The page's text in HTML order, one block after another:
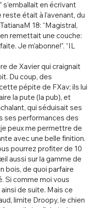
en écrivant
reste était à l’avenant, du
18: “Magistral,
remettait une couche:
Je m’abonne!”. “IL
de Xavier qui craignait
Du coup, des
pépite de FXav; ils lui
la pute (la pub), et
qui séduisait ses
ses performances des
peux me permettre de
avec une belle finition.
pourrez profiter de 10
aussi sur la gamme de
bois, de quoi parfaire
Si comme moi vous
de suite. Mais ce
limite Droopy, le chien